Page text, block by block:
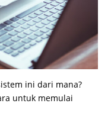
ini dari mana?
untuk memulai